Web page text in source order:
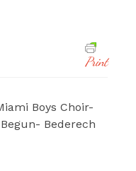
Print
Boys Choir-
Bederech